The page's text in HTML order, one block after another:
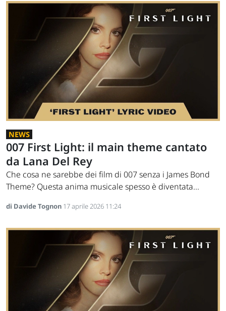
NEWS
007 First Light: il main theme cantato
da Lana Del Rey
Che cosa ne sarebbe dei film di 007 senza i James Bond
Theme? Questa anima musicale spesso è diventata...
di Davide Tognon 17 aprile 2026 11:24